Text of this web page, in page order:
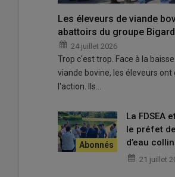
© HLP
Une épreuve
Depuis plusieurs mois, laDNC
éleveurs touchés, c’est une
Sortir des
Face à cette situation, il est
Les éleveurs de viande
abattoirs du groupe Bigard
24 juillet 2026
Trop c'est trop. Face à la
viande bovine, les éleveurs ont
l'action. Ils…
La FDSEA
le préfet
d’eau
21 juillet